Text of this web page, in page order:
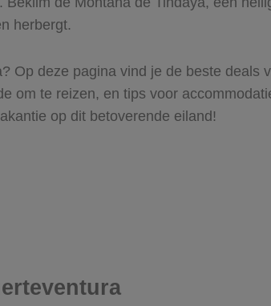
herbergt.
Op deze pagina vind je de beste deals
om te reizen, en tips voor
op dit betoverende eiland!